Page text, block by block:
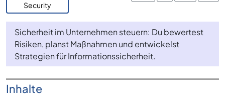
Security
Sicherheit im Unternehmen steuern: Du bewertest
Risiken, planst Maßnahmen und entwickelst
Strategien für Informationssicherheit.
Inhalte